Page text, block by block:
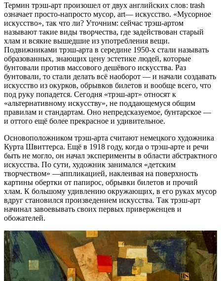
Термин трэш-арт произошел от двух английских слов: trash
означает просто-напросто мусор, art— искусство. «Мусорное
искусство», так что ли? Уточним: сейчас трэш-артом
называют такие виды творчества, где задействован старый
хлам и всякие вышедшие из употребления вещи.
Подвижниками трэш-арта в середине 1950-х стали называть
образованных, знающих цену эстетике людей, которые
бунтовали против массового дешёвого искусства. Раз
бунтовали, то стали делать всё наоборот — и начали создавать
искусство из окурков, обрывков билетов и вообще всего, что
под руку попадется. Сегодня «трэш-арт» относят к
«альтернативному искусству», не поддающемуся общим
правилам и стандартам. Оно непредсказуемое, бунтарское —
и оттого ещё более прекрасное и удивительное.
Основоположником трэш-арта считают немецкого художника
Курта Швиттерса. Ещё в 1918 году, когда о трэш-арте и речи
быть не могло, он начал эксперименты в области абстрактного
искусства. По сути, художник занимался «детским
творчеством» —аппликацией, наклеивая на поверхность
картины обертки от папирос, обрывки билетов и прочий
хлам. К большому удивлению окружающих, в его руках мусор
вдруг становился произведением искусства. Так трэш-арт
начинал завоевывать своих первых приверженцев и
обожателей.